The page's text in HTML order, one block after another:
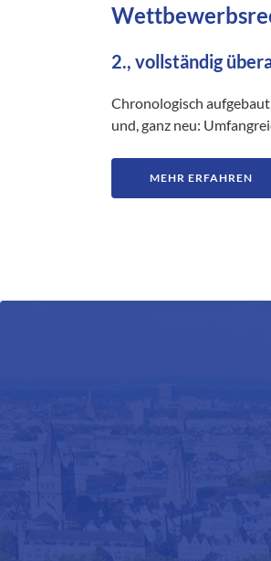
2., vollständig
Chronologisch
und, ganz neu:
MEHR ERFAHREN